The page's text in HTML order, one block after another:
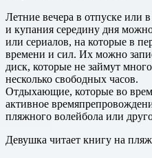
Летние вечера в отпуске или
и купания середину дня
или сериалов, на которые в
времени и сил. Их можно
диск, которые не займут
несколько свободных часов.
Отдыхающие, которые во
активное
пляжного волейбола или
Девушка читает книгу на